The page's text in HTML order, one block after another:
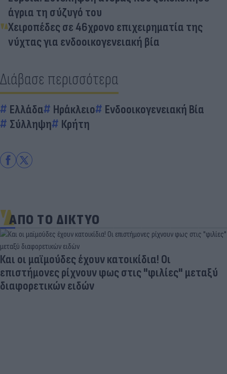
άγρια τη σύζυγό του
Χειροπέδες σε 46χρονο επιχειρηματία της
νύχτας για ενδοοικογενειακή βία
Διάβασε περισσότερα
Ελλάδα Ηράκλειο
Ενδοοικογενειακή Βία
Σύλληψη
Κρήτη
ΑΠΟ ΤΟ ΔΙΚΤΥΟ